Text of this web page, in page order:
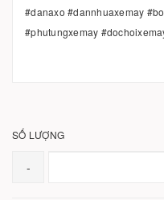
#danaxo #dannhuaxemay
#phutungxemay
SỐ LƯỢNG
-